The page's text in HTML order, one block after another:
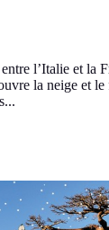
l’Italie et la
la neige et